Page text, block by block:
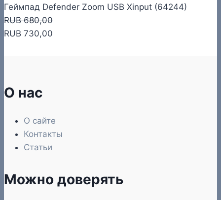
Геймпад Defender Zoom USB Xinput (64244)
RUB 680,00
RUB 730,00
О нас
О сайте
Контакты
Статьи
Можно доверять